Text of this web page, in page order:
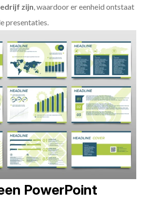
zijn, waardoor er eenheid ontstaat
presentaties.
PowerPoint